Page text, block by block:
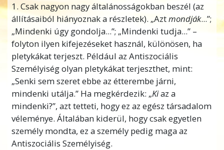
1. Csak nagyon nagy általánosságokban beszél (az
állításaiból hiányoznak a részletek). „Aztmondják...”;
„Mindenki úgy gondolja...”; „Mindenki tudja...” –
folyton ilyen kifejezéseket használ, különösen, ha
pletykákat terjeszt. Például az Antiszociális
Személyiség olyan pletykákat terjeszthet, mint:
„Senki sem szeret ebbe az étterembe járni,
mindenki utálja.” Ha megkérdezik: „Kiaz a
mindenki?”, azt tetteti, hogy ez az egész társadalom
véleménye. Általában kiderül, hogy csak egyetlen
személy mondta, ez a személy pedig maga az
Antiszociális Személyiség.